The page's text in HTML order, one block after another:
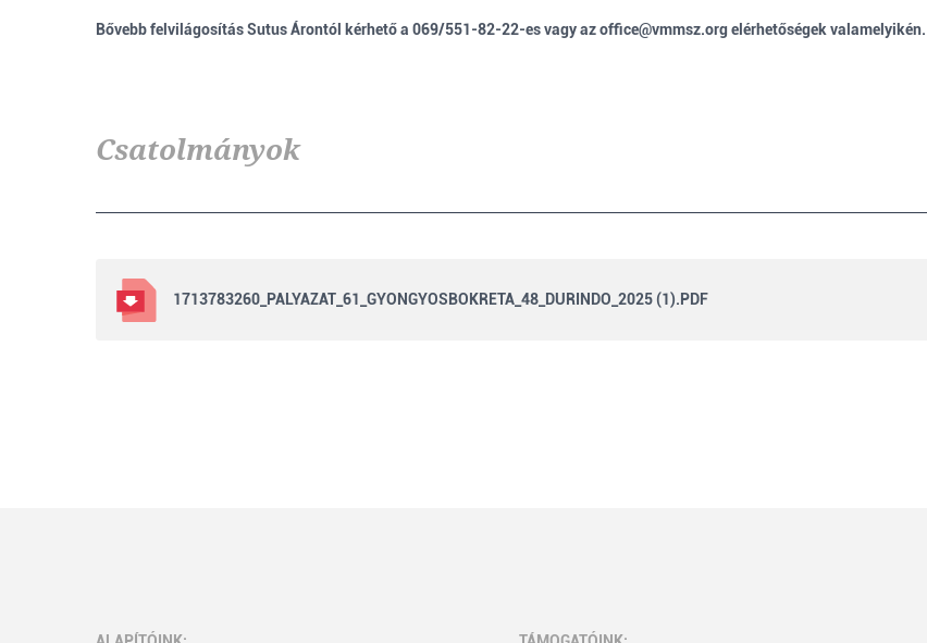
Bővebb felvilágosítás Sutus Árontól kérhető a 069/551-82-22-es vagy azoffice@vmmsz.orgelérhetőségek valamelyikén.
Csatolmányok
1713783260_PALYAZAT_61_GYONGYOSBOKRETA_48_DURINDO_2025 (1).PDF